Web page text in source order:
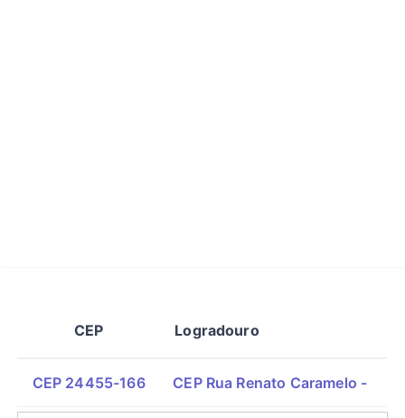
CEP Logradouro
CEP 24455-166 CEP Rua Renato Caramelo -